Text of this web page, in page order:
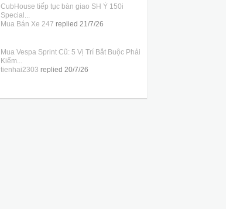
CubHouse tiếp tục bàn giao SH Ý 150i
Special...
Mua Bán Xe 247 replied 21/7/26
Mua Vespa Sprint Cũ: 5 Vị Trí Bắt Buộc Phải
Kiểm...
tienhai2303 replied 20/7/26